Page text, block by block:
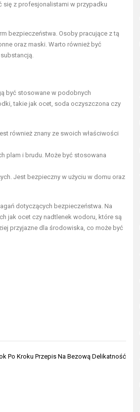
się z profesjonalistami w przypadku
bezpieczeństwa. Osoby pracujące z tą
oraz maski. Warto również być
być stosowane w podobnych
takie jak ocet, soda oczyszczona czy
również znany ze swoich właściwości
plam i brudu. Może być stosowana
Jest bezpieczny w użyciu w domu oraz
dotyczących bezpieczeństwa. Na
jak ocet czy nadtlenek wodoru, które są
przyjazne dla środowiska, co może być
Po Kroku Przepis Na Bezową Delikatność